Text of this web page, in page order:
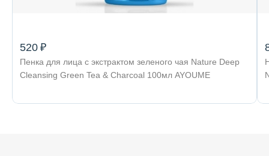
520 ₽
Пенка для лица с экстрактом зеленого чая Nature Deep
Cleansing Green Tea & Charcoal 100мл AYOUME